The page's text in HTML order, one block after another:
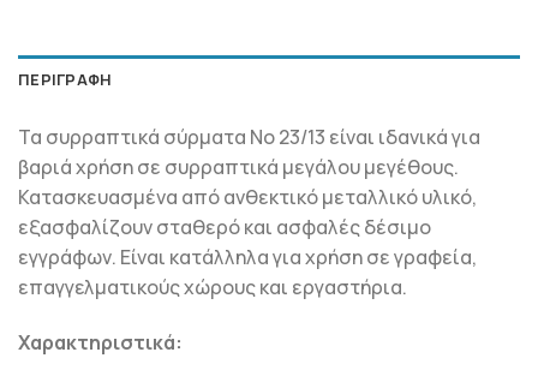
ΠΕΡΙΓΡΑΦΉ
Τα συρραπτικά σύρματα Νο 23/13 είναι ιδανικά για
βαριά χρήση σε συρραπτικά μεγάλου μεγέθους.
Κατασκευασμένα από ανθεκτικό μεταλλικό υλικό,
εξασφαλίζουν σταθερό και ασφαλές δέσιμο
εγγράφων. Είναι κατάλληλα για χρήση σε γραφεία,
επαγγελματικούς χώρους και εργαστήρια.
Χαρακτηριστικά: